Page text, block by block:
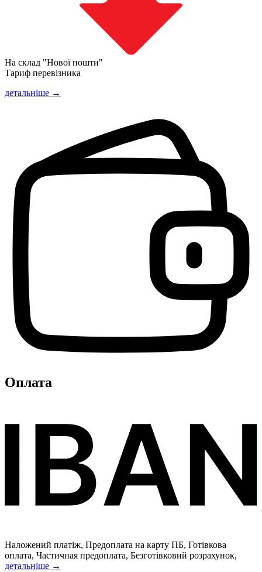
На склад "Нової пошти"
Тариф перевізника
детальніше →
Оплата
Наложений платіж, Предоплата на карту ПБ, Готівкова
оплата, Частичная предоплата, Безготівковий розрахунок,
детальніше →